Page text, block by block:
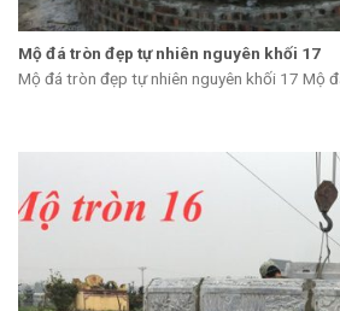
Mộ đá tròn đẹp tự nhiên nguyên khối 17
Mộ đá tròn đẹp tự nhiên nguyên khối 17 Mộ